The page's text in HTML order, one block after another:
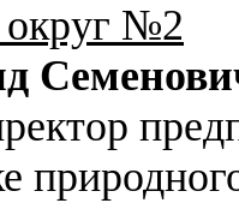
округ №2